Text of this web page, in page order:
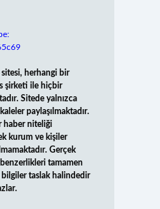
herhangi bir
şirketi ile hiçbir
Sitede yalnızca
paylaşılmaktadır.
haber niteliği
kurum ve kişiler
Gerçek
tamamen
taslak halindedir